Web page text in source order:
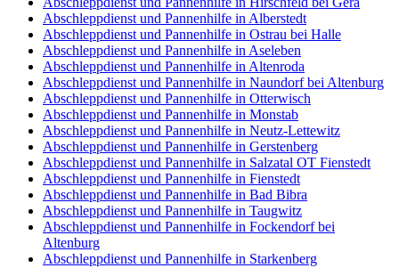
Abschleppdienst und Pannenhilfe in Alberstedt
Abschleppdienst und Pannenhilfe in Ostrau bei Halle
Abschleppdienst und Pannenhilfe in Aseleben
Abschleppdienst und Pannenhilfe in Altenroda
Abschleppdienst und Pannenhilfe in Naundorf bei Altenburg
Abschleppdienst und Pannenhilfe in Otterwisch
Abschleppdienst und Pannenhilfe in Monstab
Abschleppdienst und Pannenhilfe in Neutz-Lettewitz
Abschleppdienst und Pannenhilfe in Gerstenberg
Abschleppdienst und Pannenhilfe in Salzatal OT Fienstedt
Abschleppdienst und Pannenhilfe in Fienstedt
Abschleppdienst und Pannenhilfe in Bad Bibra
Abschleppdienst und Pannenhilfe in Taugwitz
Abschleppdienst und Pannenhilfe in Fockendorf bei
Altenburg
Abschleppdienst und Pannenhilfe in Starkenberg